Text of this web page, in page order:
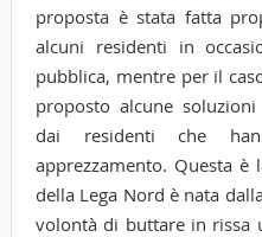
proposta è stata fatta
alcuni residenti in
pubblica, mentre per il
proposto alcune
dai residenti che
apprezzamento. Questa
della Lega Nord è nata
volontà di buttare in rissa